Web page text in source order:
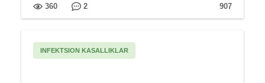
907
360 2
INFEKTSION KASALLIKLAR